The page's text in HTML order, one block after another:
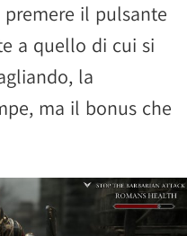
il pulsante
a quello di cui si
la
ma il bonus che